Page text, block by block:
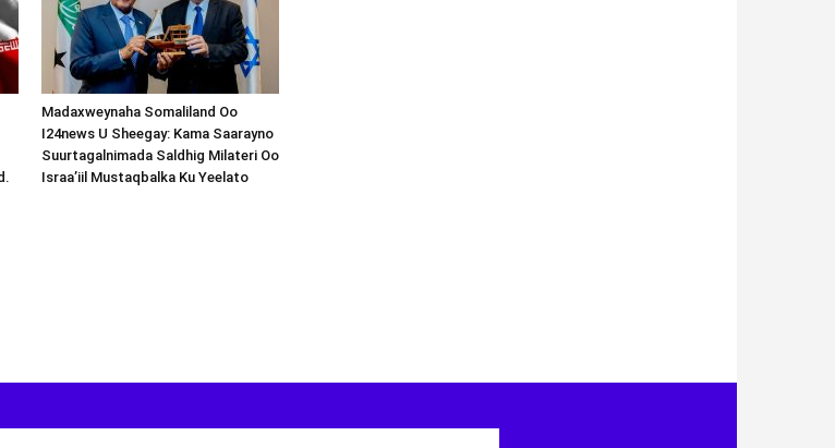
Madaxweynaha Somaliland Oo
I24news U Sheegay: Kama Saarayno
Suurtagalnimada Saldhig Milateri Oo
Israa’iil Mustaqbalka Ku Yeelato